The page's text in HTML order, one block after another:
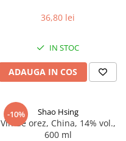
36,80 lei
IN STOC
ADAUGA IN COS
-10% Shao Hsing
Vin de orez, China, 14% vol.,
600 ml